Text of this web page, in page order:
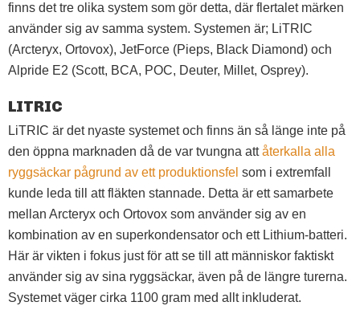
finns det tre olika system som gör detta, där flertalet märken
använder sig av samma system. Systemen är; LiTRIC
(Arcteryx, Ortovox), JetForce (Pieps, Black Diamond) och
Alpride E2 (Scott, BCA, POC, Deuter, Millet, Osprey).
LITRIC
LiTRIC är det nyaste systemet och finns än så länge inte på
den öppna marknaden då de var tvungna attåterkalla alla
ryggsäckar pågrund av ett produktionsfel som i extremfall
kunde leda till att fläkten stannade. Detta är ett samarbete
mellan Arcteryx och Ortovox som använder sig av en
kombination av en superkondensator och ett Lithium-batteri.
Här är vikten i fokus just för att se till att människor faktiskt
använder sig av sina ryggsäckar, även på de längre turerna.
Systemet väger cirka 1100 gram med allt inkluderat.